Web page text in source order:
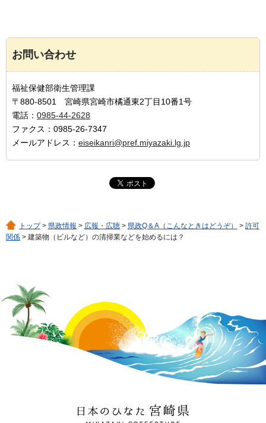
お問い合わせ
福祉保健部衛生管理課
〒880-8501 宮崎県宮崎市橘通東2丁目10番1号
電話： 0985-44-2628
ファクス：0985-26-7347
メールアドレス： eiseikanri@pref.miyazaki.lg.jp
トップ> 県政情報 > 広報・広聴 > 県政Q＆A（こんなときはどうぞ） > 許可
関係 > 建築物（ビルなど）の清掃業などを始めるには？
日本のひなた 宮崎県